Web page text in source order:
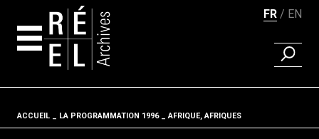
FR EN
Fil d'ariane
ACCUEIL LA PROGRAMMATION 1996 AFRIQUE, AFRIQUES